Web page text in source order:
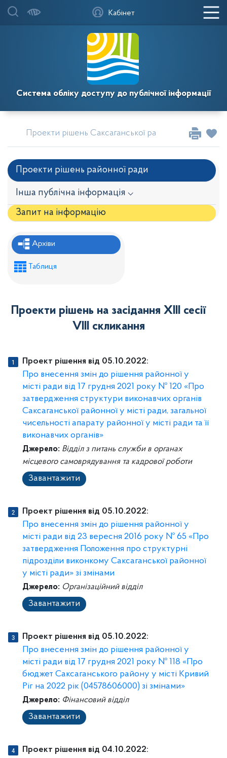
Система обліку доступу до публічної інформації
Кабінет
Проекти рішень Саксаганської районної у місті
Проекти рішень районної ради
Інша публічна інформація ⌵
Запит на iнформацію
Рішення районної ради
Рішення виконавчого комітету
Розпорядження районного голови
Проекти рішень районної ради
Проєкти рішень виконавчого комітету
Архіви
Таблиця
Проекти рішень на засідання XIII сесії
VIII скликання
Проект рішення від 05.10.2022:
Про внесення змін до рішення районної у
місті ради від 17 грудня 2021 року № 120 «Про
затвердження структури виконавчих органів
Саксаганської районної у місті ради, загальної
чисельності апарату районної у місті ради та її
виконавчих органів»
Джерело: Відділ з питань служби в органах
місцевого самоврядування та кадрової роботи
Завантажити
Проект рішення від 05.10.2022:
Про внесення змін до рішення районної у
місті ради від 23 вересня 2016 року № 65 «Про
затвердження Положення про структурні
підрозділи виконкому Саксаганської районної
у місті ради» зі змінами
Джерело: Організаційний відділ
Завантажити
Проект рішення від 05.10.2022:
Про внесення змін до рішення районної у
місті ради від 17 грудня 2021 року № 118 «Про
бюджет Саксаганського району у місті Кривий
Ріг на 2022 рік (04578606000) зі змінами»
Джерело: Фінансовий відділ
Завантажити
Проект рішення від 04.10.2022: